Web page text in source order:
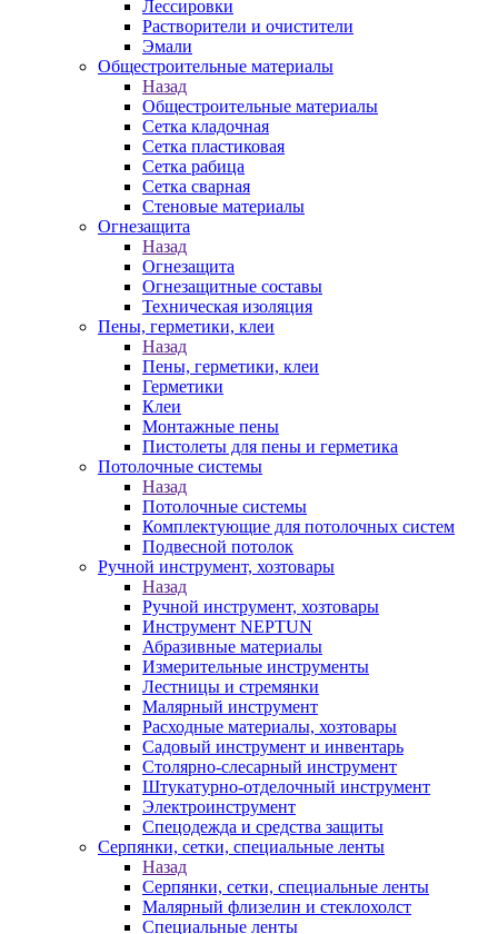
Лессировки
Растворители и очистители
Эмали
Общестроительные материалы
Назад
Общестроительные материалы
Сетка кладочная
Сетка пластиковая
Сетка рабица
Сетка сварная
Стеновые материалы
Огнезащита
Назад
Огнезащита
Огнезащитные составы
Техническая изоляция
Пены, герметики, клеи
Назад
Пены, герметики, клеи
Герметики
Клеи
Монтажные пены
Пистолеты для пены и герметика
Потолочные системы
Назад
Потолочные системы
Комплектующие для потолочных систем
Подвесной потолок
Ручной инструмент, хозтовары
Назад
Ручной инструмент, хозтовары
Инструмент NEPTUN
Абразивные материалы
Измерительные инструменты
Лестницы и стремянки
Малярный инструмент
Расходные материалы, хозтовары
Садовый инструмент и инвентарь
Столярно-слесарный инструмент
Штукатурно-отделочный инструмент
Электроинструмент
Спецодежда и средства защиты
Серпянки, сетки, специальные ленты
Назад
Серпянки, сетки, специальные ленты
Малярный флизелин и стеклохолст
Специальные ленты